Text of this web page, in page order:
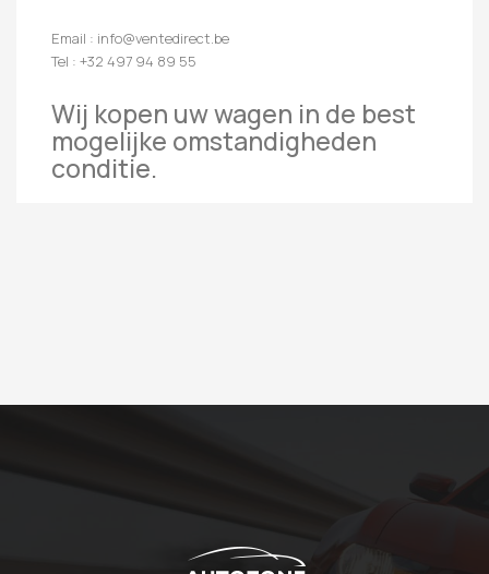
Email : info@ventedirect.be
Tel : +32 497 94 89 55
Wij kopen uw wagen in de best
mogelijke omstandigheden
conditie.